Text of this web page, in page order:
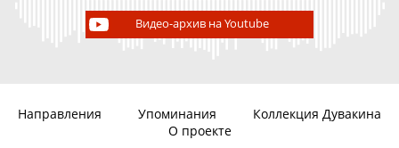
Видео-архив на Youtube
Направления Упоминания
Коллекция Дувакина
О проекте